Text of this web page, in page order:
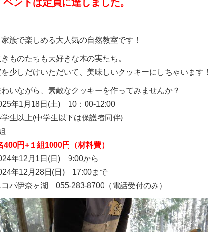
ントは定員に達しました。
族で楽しめる大人気の自然教室です！
ものたちも大好きな木の実たち。
少しだけいただいて、美味しいクッキーにしちゃいます！
いながら、素敵なクッキーを作ってみませんか？
年1月18日(土) 10：00-12:00
以上(中学生以下は保護者同伴)
400円+１組1000円（材料費）
年12月1日(日) 9:00から
年12月28日(日) 17:00まで
パ伊奈ヶ湖 055-283-8700（電話受付のみ）